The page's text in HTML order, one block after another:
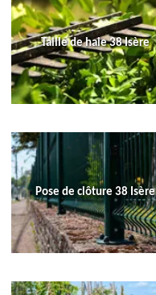
Taille de haie 38 Isère
Pose de clôture 38 Isère